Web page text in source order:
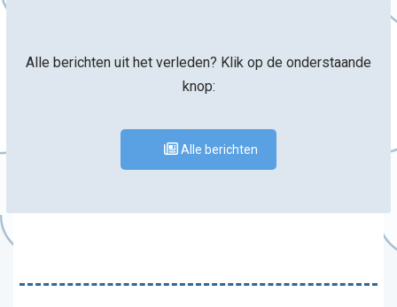
Alle berichten uit het verleden? Klik op de onderstaande
knop:
Alle berichten